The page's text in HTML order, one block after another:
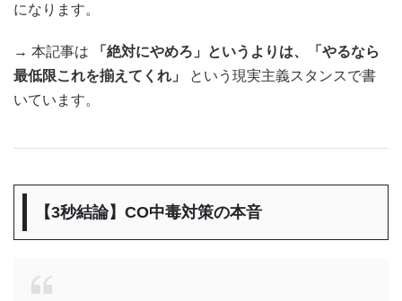
になります。
→ 本記事は
「絶対にやめろ」というよりは、「やるなら
最低限これを揃えてくれ」
という現実主義スタンスで書
いています。
【3秒結論】CO中毒対策の本音